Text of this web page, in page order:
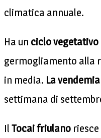
climatica annuale.
Ha un ciclo vegetativo
germogliamento alla
in media. La vendemia
settimana di
Il Tocai friulano